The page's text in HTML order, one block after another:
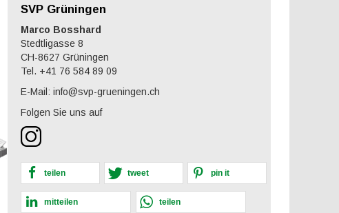
SVP Grüningen
Marco Bosshard
Stedtligasse 8
CH-8627 Grüningen
Tel. +41 76 584 89 09
E-Mail: info@svp-grueningen.ch
Folgen Sie uns auf
teilen tweet pin it
mitteilen teilen